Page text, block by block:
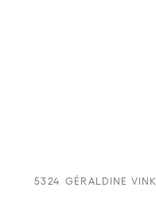
5324 GÉRALDINE VINK